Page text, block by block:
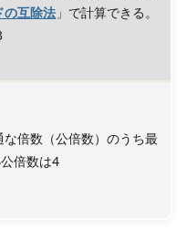
の互除法 」で計算できる。
倍数（公倍数）のうち最
倍数は4